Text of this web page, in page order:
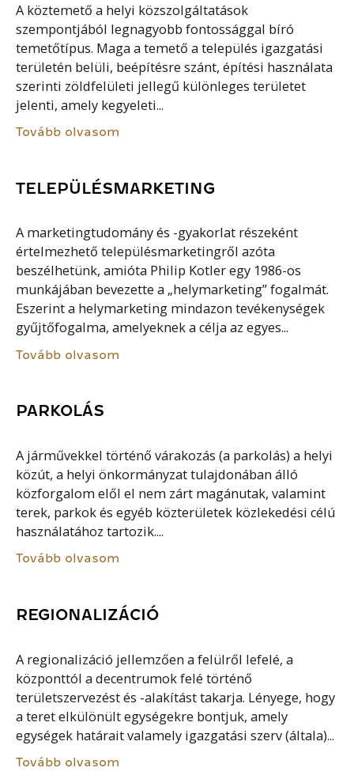
A köztemető a helyi közszolgáltatások
szempontjából legnagyobb fontossággal bíró
temetőtípus. Maga a temető a település igazgatási
területén belüli, beépítésre szánt, építési használata
szerinti zöldfelületi jellegű különleges területet
jelenti, amely kegyeleti...
Tovább olvasom
TELEPÜLÉSMARKETING
A marketingtudomány és -gyakorlat részeként
értelmezhető településmarketingről azóta
beszélhetünk, amióta Philip Kotler egy 1986-os
munkájában bevezette a „helymarketing” fogalmát.
Eszerint a helymarketing mindazon tevékenységek
gyűjtőfogalma, amelyeknek a célja az egyes...
Tovább olvasom
PARKOLÁS
A járművekkel történő várakozás (a parkolás) a helyi
közút, a helyi önkormányzat tulajdonában álló
közforgalom elől el nem zárt magánutak, valamint
terek, parkok és egyéb közterületek közlekedési célú
használatához tartozik....
Tovább olvasom
REGIONALIZÁCIÓ
A regionalizáció jellemzően a felülről lefelé, a
központtól a decentrumok felé történő
területszervezést és -alakítást takarja. Lényege, hogy
a teret elkülönült egységekre bontjuk, amely
egységek határait valamely igazgatási szerv (általa)...
Tovább olvasom